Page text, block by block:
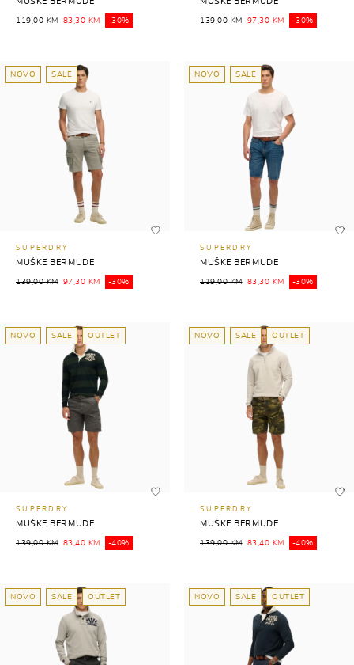
119,00 KM 83,30 KM -30% 139,00 KM 97,30 KM -30%
NOVO SALE
SUPERDRY
MUŠKE BERMUDE
139,00 KM 97,30 KM -30%
NOVO SALE
SUPERDRY
MUŠKE BERMUDE
119,00 KM 83,30 KM -30%
NOVO SALE OUTLET
SUPERDRY
MUŠKE BERMUDE
139,00 KM 83,40 KM -40%
NOVO SALE OUTLET
SUPERDRY
MUŠKE BERMUDE
139,00 KM 83,40 KM -40%
NOVO SALE OUTLET NOVO SALE OUTLET